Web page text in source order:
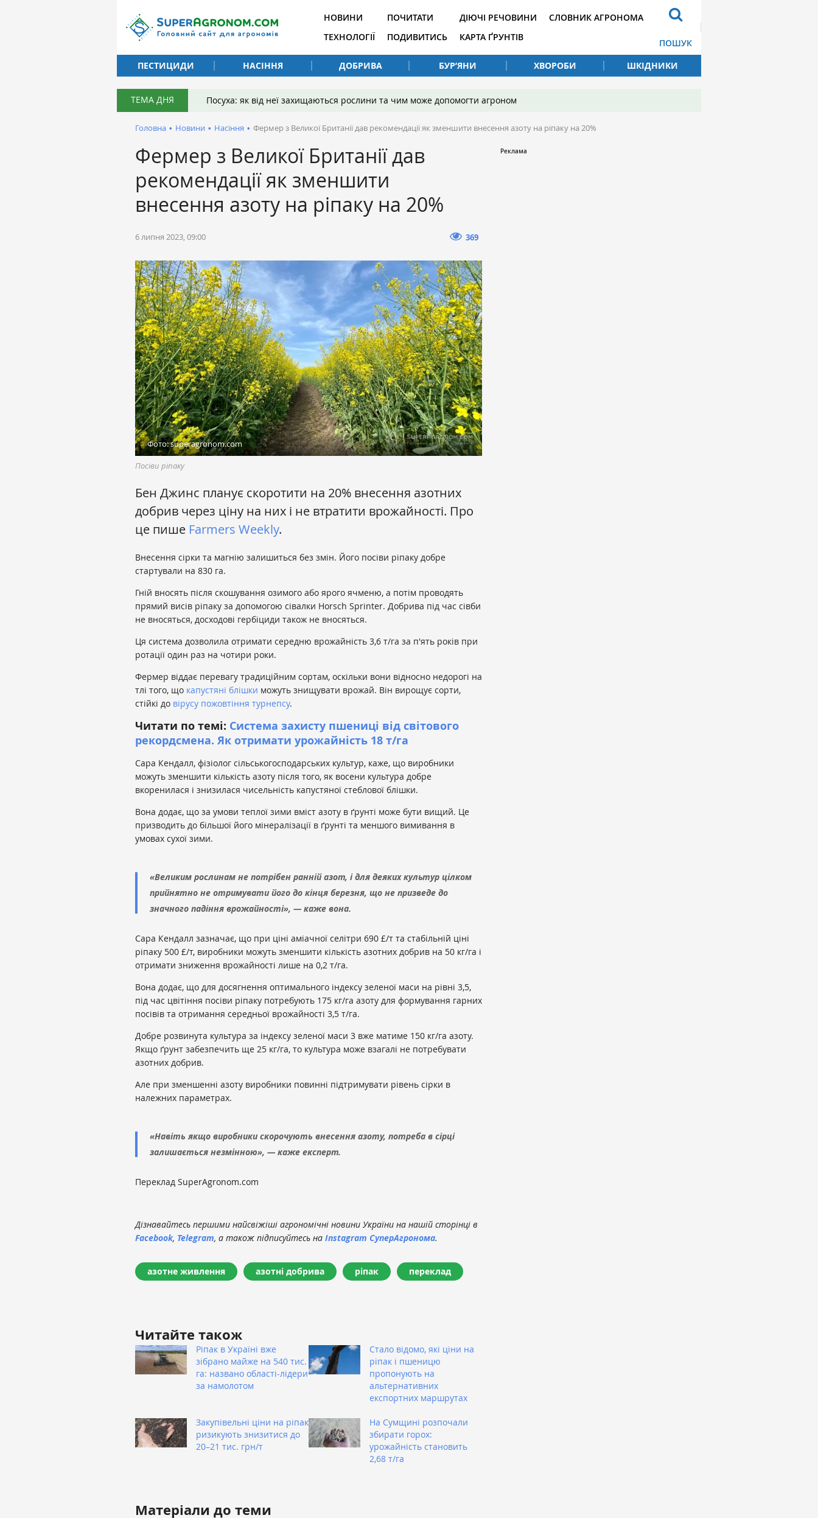
НОВИНИ
ТЕХНОЛОГІЇ
ПОЧИТАТИ
ПОДИВИТИСЬ
ДІЮЧІ РЕЧОВИНИ
КАРТА ҐРУНТІВ
СЛОВНИК АГРОНОМА
ПОШУК
ПЕСТИЦИДИ
НАСІННЯ ДОБРИВА БУР’ЯНИ ХВОРОБИ ШКІДНИКИ
ТЕМА ДНЯ Посуха: як від неї захищаються рослини та чим може допомогти агроном
Головна • Новини • Насіння • Фермер з Великої Британії дав рекомендації як зменшити внесення азоту на ріпаку на 20%
Фермер з Великої Британії дав
рекомендації як зменшити
внесення азоту на ріпаку на 20%
6 липня 2023, 09:00 369
Фото: superagronom.com
Посіви ріпаку
Бен Джинс планує скоротити на 20% внесення азотних
добрив через ціну на них і не втратити врожайності. Про
це пише Farmers Weekly.
Внесення сірки та магнію залишиться без змін. Його посіви ріпаку добре
стартували на 830 га.
Гній вносять після скошування озимого або ярого ячменю, а потім проводять
прямий висів ріпаку за допомогою сівалки Horsch Sprinter. Добрива під час сівби
не вносяться, досходові гербіциди також не вносяться.
Ця система дозволила отримати середню врожайність 3,6 т/га за п'ять років при
ротації один раз на чотири роки.
Фермер віддає перевагу традиційним сортам, оскільки вони відносно недорогі на
тлі того, що капустяні блішки можуть знищувати врожай. Він вирощує сорти,
стійкі до вірусу пожовтіння турнепсу.
Читати по темі: Система захисту пшениці від світового
рекордсмена. Як отримати урожайність 18 т/га
Сара Кендалл, фізіолог сільськогосподарських культур, каже, що виробники
можуть зменшити кількість азоту після того, як восени культура добре
вкоренилася і знизилася чисельність капустяної стеблової блішки.
Вона додає, що за умови теплої зими вміст азоту в ґрунті може бути вищий. Це
призводить до більшої його мінералізації в ґрунті та меншого вимивання в
умовах сухої зими.
«Великим рослинам не потрібен ранній азот, і для деяких культур цілком
прийнятно не отримувати його до кінця березня, що не призведе до
значного падіння врожайності», — каже вона.
Сара Кендалл зазначає, що при ціні аміачної селітри 690 £/т та стабільній ціні
ріпаку 500 £/т, виробники можуть зменшити кількість азотних добрив на 50 кг/га і
отримати зниження врожайності лише на 0,2 т/га.
Вона додає, що для досягнення оптимального індексу зеленої маси на рівні 3,5,
під час цвітіння посіви ріпаку потребують 175 кг/га азоту для формування гарних
посівів та отримання середньої врожайності 3,5 т/га.
Добре розвинута культура за індексу зеленої маси 3 вже матиме 150 кг/га азоту.
Якщо ґрунт забезпечить ще 25 кг/га, то культура може взагалі не потребувати
азотних добрив.
Але при зменшенні азоту виробники повинні підтримувати рівень сірки в
належних параметрах.
«Навіть якщо виробники скорочують внесення азоту, потреба в сірці
залишається незмінною», — каже експерт.
Переклад SuperAgronom.com
Дізнавайтесь першими найсвіжіші агрономічні новини України на нашій сторінці в
Facebook, Telegram, а також підписуйтесь на Instagram СуперАгронома.
азотне живлення азотні добрива ріпак переклад
Читайте також
Ріпак в Україні вже
зібрано майже на 540 тис.
га: названо області-лідери
за намолотом
Стало відомо, які ціни на
ріпак і пшеницю
пропонують на
альтернативних
експортних маршрутах
Закупівельні ціни на ріпак
ризикують знизитися до
20–21 тис. грн/т
На Сумщині розпочали
збирати горох:
урожайність становить
2,68 т/га
Матеріали до теми